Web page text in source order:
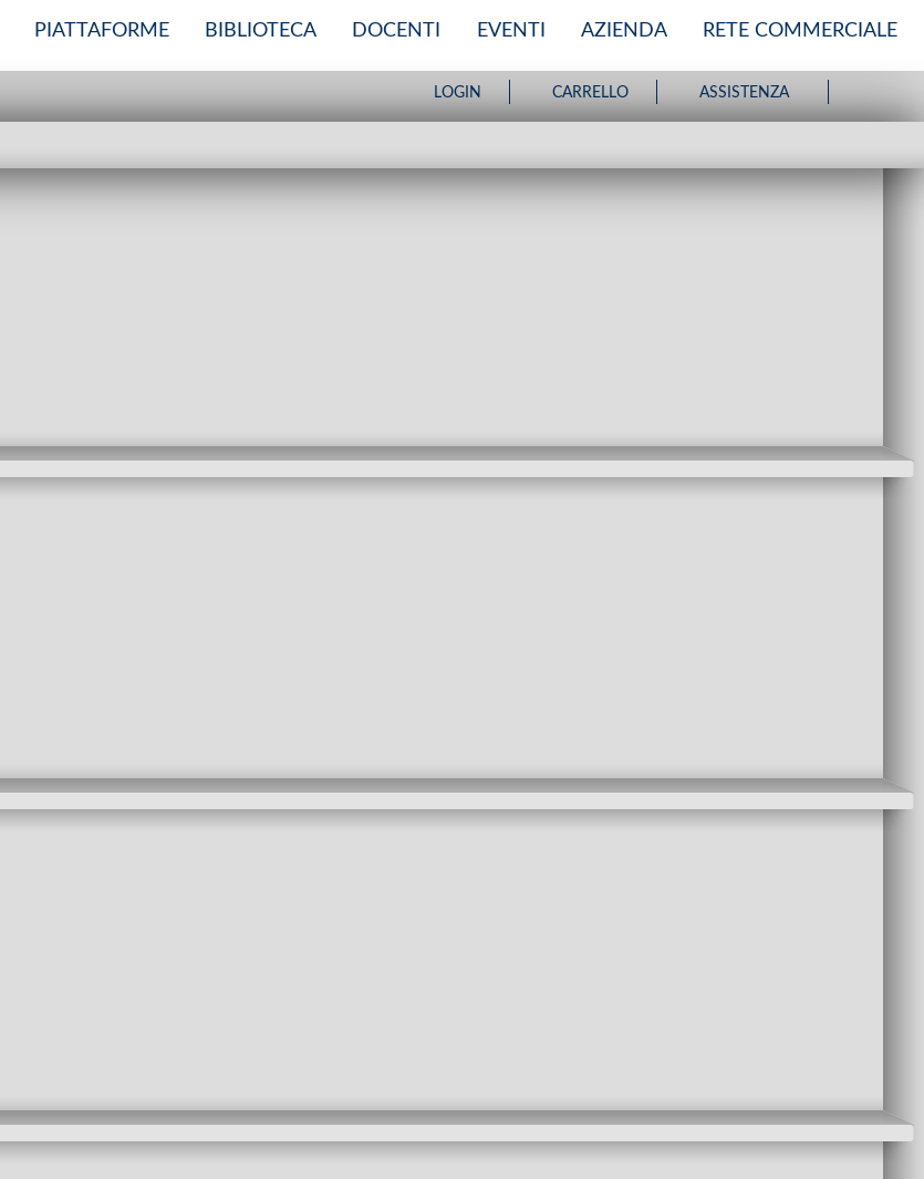
PIATTAFORME BIBLIOTECA DOCENTI EVENTI AZIENDA RETE COMMERCIALE
LOGIN CARRELLO ASSISTENZA